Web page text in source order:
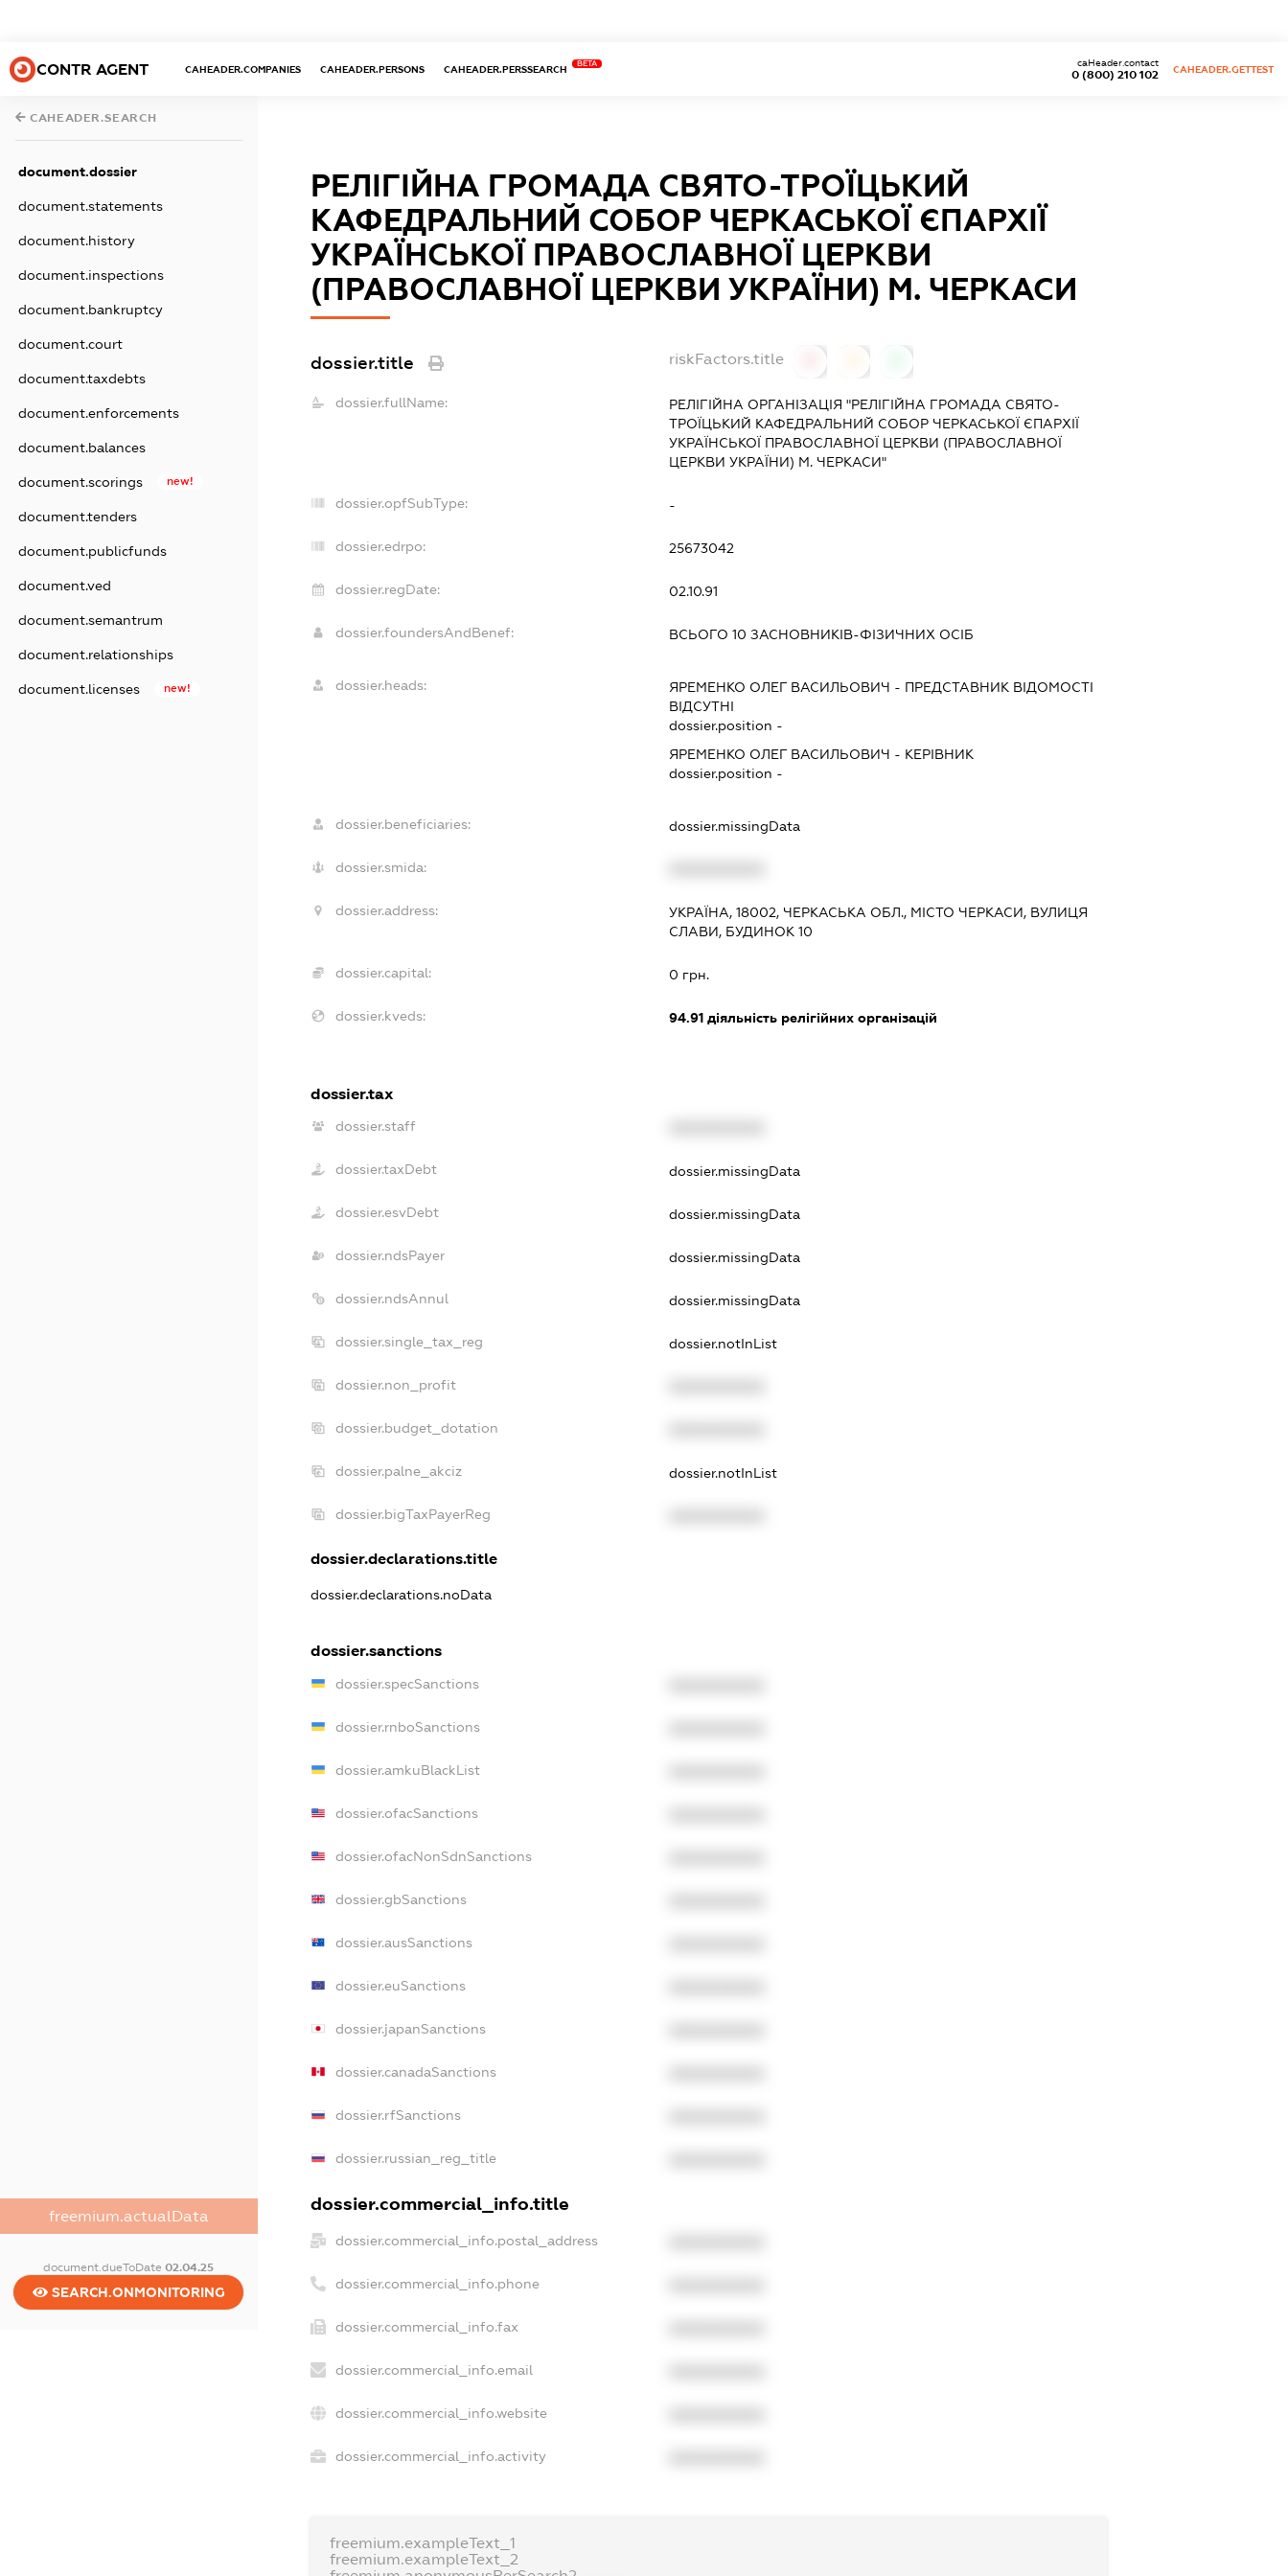
CONTR AGENT CAHEADER.COMPANIES CAHEADER.PERSONS CAHEADER.PERSSEARCH
BETA
0 (800) 210 102
caHeader.contact
CAHEADER.GETTEST
CAHEADER.SEARCH
document.dossier
document.statements
document.history
document.inspections
document.bankruptcy
document.court
document.taxdebts
document.enforcements
document.balances
document.scorings new!
document.tenders
document.publicfunds
document.ved
document.semantrum
document.relationships
document.licenses new!
freemium.actualData
document.dueToDate02.04.25
SEARCH.ONMONITORING
РЕЛІГІЙНА ГРОМАДА СВЯТО-ТРОЇЦЬКИЙ
КАФЕДРАЛЬНИЙ СОБОР ЧЕРКАСЬКОЇ ЄПАРХІЇ
УКРАЇНСЬКОЇ ПРАВОСЛАВНОЇ ЦЕРКВИ
(ПРАВОСЛАВНОЇ ЦЕРКВИ УКРАЇНИ) М. ЧЕРКАСИ
dossier.title riskFactors.title
dossier.fullName:
РЕЛІГІЙНА ОРГАНІЗАЦІЯ "РЕЛІГІЙНА ГРОМАДА СВЯТО-
ТРОЇЦЬКИЙ КАФЕДРАЛЬНИЙ СОБОР ЧЕРКАСЬКОЇ ЄПАРХІЇ
УКРАЇНСЬКОЇ ПРАВОСЛАВНОЇ ЦЕРКВИ (ПРАВОСЛАВНОЇ
ЦЕРКВИ УКРАЇНИ) М. ЧЕРКАСИ"
dossier.opfSubType: -
dossier.edrpo: 25673042
dossier.regDate: 02.10.91
dossier.foundersAndBenef: ВСЬОГО 10 ЗАСНОВНИКІВ-ФІЗИЧНИХ ОСІБ
dossier.heads: ЯРЕМЕНКО ОЛЕГ ВАСИЛЬОВИЧ - ПРЕДСТАВНИК ВІДОМОСТІ
ВІДСУТНІ
dossier.position -
ЯРЕМЕНКО ОЛЕГ ВАСИЛЬОВИЧ - КЕРІВНИК
dossier.position -
dossier.beneficiaries: dossier.missingData
dossier.smida:
dossier.address:
УКРАЇНА, 18002, ЧЕРКАСЬКА ОБЛ., МІСТО ЧЕРКАСИ, ВУЛИЦЯ
СЛАВИ, БУДИНОК 10
dossier.capital: 0 грн.
dossier.kveds: 94.91діяльність релігійних організацій
dossier.tax
dossier.staff
dossier.taxDebt dossier.missingData
dossier.esvDebt dossier.missingData
dossier.ndsPayer dossier.missingData
dossier.ndsAnnul dossier.missingData
dossier.single_tax_reg dossier.notInList
dossier.non_profit
dossier.budget_dotation
dossier.palne_akciz dossier.notInList
dossier.bigTaxPayerReg
dossier.declarations.title
dossier.declarations.noData
dossier.sanctions
dossier.specSanctions
dossier.rnboSanctions
dossier.amkuBlackList
dossier.ofacSanctions
dossier.ofacNonSdnSanctions
dossier.gbSanctions
dossier.ausSanctions
dossier.euSanctions
dossier.japanSanctions
dossier.canadaSanctions
dossier.rfSanctions
dossier.russian_reg_title
dossier.commercial_info.title
dossier.commercial_info.postal_address
dossier.commercial_info.phone
dossier.commercial_info.fax
dossier.commercial_info.email
dossier.commercial_info.website
dossier.commercial_info.activity
freemium.exampleText_1
freemium.exampleText_2